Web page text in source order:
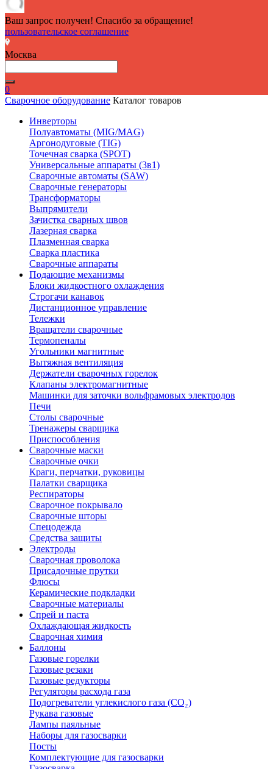
Ваш запрос получен! Спасибо за обращение!
пользовательское соглашение
Москва
0
Сварочное оборудование Каталог товаров
Инверторы
Полуавтоматы (MIG/MAG)
Аргонодуговые (TIG)
Точечная сварка (SPOT)
Универсальные аппараты (3в1)
Сварочные автоматы (SAW)
Сварочные генераторы
Трансформаторы
Выпрямители
Зачистка сварных швов
Лазерная сварка
Плазменная сварка
Сварка пластика
Сварочные аппараты
Подающие механизмы
Блоки жидкостного охлаждения
Строгачи канавок
Дистанционное управление
Тележки
Вращатели сварочные
Термопеналы
Угольники магнитные
Вытяжная вентиляция
Держатели сварочных горелок
Клапаны электромагнитные
Машинки для заточки вольфрамовых электродов
Печи
Столы сварочные
Тренажеры сварщика
Приспособления
Сварочные маски
Сварочные очки
Краги, перчатки, руковицы
Палатки сварщика
Респираторы
Сварочное покрывало
Сварочные шторы
Спецодежда
Средства защиты
Электроды
Сварочная проволока
Присадочные прутки
Флюсы
Керамические подкладки
Сварочные материалы
Спрей и паста
Охлаждающая жидкость
Сварочная химия
Баллоны
Газовые горелки
Газовые резаки
Газовые редукторы
Регуляторы расхода газа
Подогреватели углекислого газа (CO₂)
Рукава газовые
Лампы паяльные
Наборы для газосварки
Посты
Комплектующие для газосварки